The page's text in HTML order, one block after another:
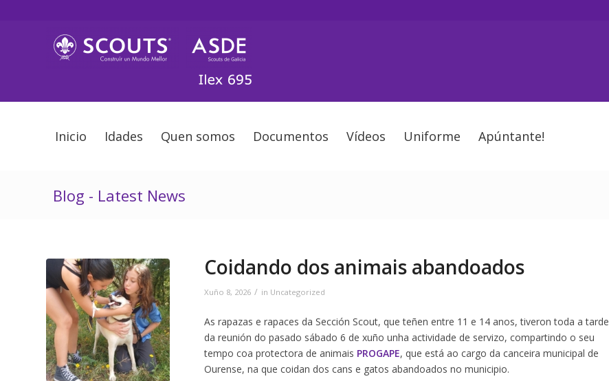
Inicio Idades Quen somos Documentos Vídeos Uniforme Apúntante!
Blog - Latest News
Coidando dos animais abandoados
Xuño 8, 2026 / in Uncategorized
As rapazas e rapaces da Sección Scout, que teñen entre 11 e 14 anos, tiveron toda a tarde
da reunión do pasado sábado 6 de xuño unha actividade de servizo, compartindo o seu
tempo coa protectora de animais PROGAPE, que está ao cargo da canceira municipal de
Ourense, na que coidan dos cans e gatos abandoados no municipio.